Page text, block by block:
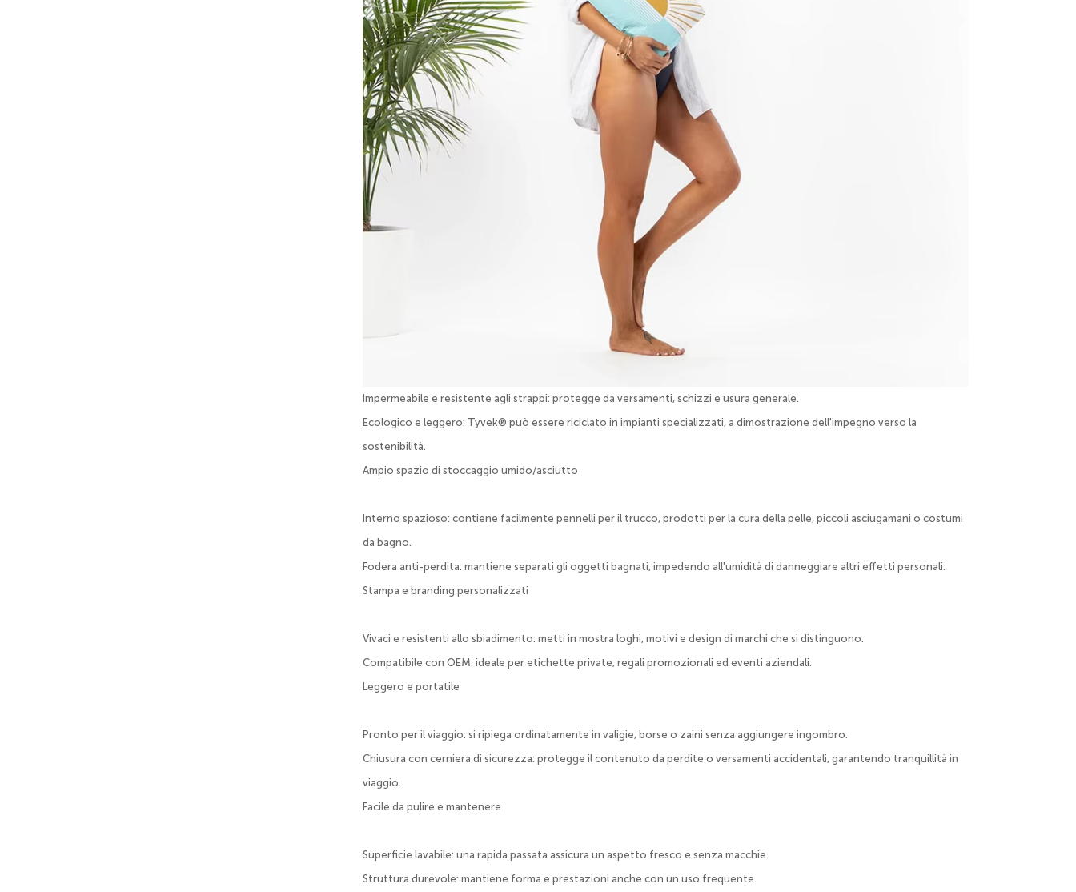
Impermeabile e resistente agli strappi: protegge da versamenti, schizzi e usura generale.
Ecologico e leggero: Tyvek® può essere riciclato in impianti specializzati, a dimostrazione dell'impegno verso la
sostenibilità.
Ampio spazio di stoccaggio umido/asciutto
Interno spazioso: contiene facilmente pennelli per il trucco, prodotti per la cura della pelle, piccoli asciugamani o costumi
da bagno.
Fodera anti-perdita: mantiene separati gli oggetti bagnati, impedendo all'umidità di danneggiare altri effetti personali.
Stampa e branding personalizzati
Vivaci e resistenti allo sbiadimento: metti in mostra loghi, motivi e design di marchi che si distinguono.
Compatibile con OEM: ideale per etichette private, regali promozionali ed eventi aziendali.
Leggero e portatile
Pronto per il viaggio: si ripiega ordinatamente in valigie, borse o zaini senza aggiungere ingombro.
Chiusura con cerniera di sicurezza: protegge il contenuto da perdite o versamenti accidentali, garantendo tranquillità in
viaggio.
Facile da pulire e mantenere
Superficie lavabile: una rapida passata assicura un aspetto fresco e senza macchie.
Struttura durevole: mantiene forma e prestazioni anche con un uso frequente.